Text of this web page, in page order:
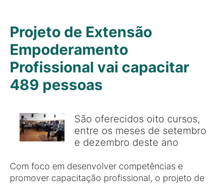
Projeto de Extensão
Empoderamento
Profissional vai capacitar
489 pessoas
São oferecidos oito cursos,
entre os meses de setembro
e dezembro deste ano
Com foco em desenvolver competências e
promover capacitação profissional, o projeto de